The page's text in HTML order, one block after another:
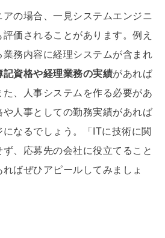
の場合、一見システムエンジニ
価されることがあります。例え
務内容に経理システムが含まれ
記資格や経理業務の実績があれば
、人事システムを作る必要があ
や人事としての勤務実績があれば
なるでしょう。「ITに技術に関
、応募先の会社に役立てること
ばぜひアピールしてみましょ